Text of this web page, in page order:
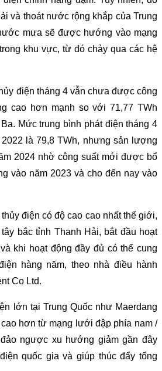
và thoát nước rộng khắp của Trung
mưa sẽ được hướng vào mạng
khu vực, từ đó chảy qua các hệ
điện tháng 4 vẫn chưa được công
cao hơn mạnh so với 71,77 TWh
Mức trung bình phát điện tháng 4
là 79,8 TWh, nhưng sản lượng
2024 nhờ công suất mới được bổ
vào năm 2023 và cho đến nay vào
điện có độ cao cao nhất thế giới,
bắc tỉnh Thanh Hải, bắt đầu hoạt
khi hoạt động đầy đủ có thể cung
hàng năm, theo nhà điều hành
Co Ltd.
lớn tại Trung Quốc như Maerdang
hơn từ mạng lưới đập phía nam /
ngược xu hướng giảm gần đây
quốc gia và giúp thúc đẩy tổng